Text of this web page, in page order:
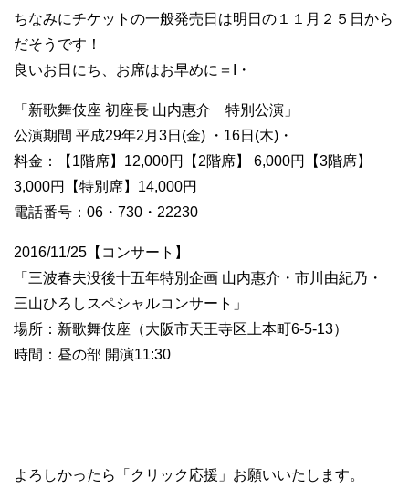
ちなみにチケットの一般発売日は明日の１１月２５日から
だそうです！
良いお日にち、お席はお早めに＝I・
「新歌舞伎座 初座長 山内惠介 特別公演」
公演期間 平成29年2月3日(金) ・16日(木)・
料金：【1階席】12,000円【2階席】 6,000円【3階席】
3,000円【特別席】14,000円
電話番号：06・730・22230
2016/11/25【コンサート】
「三波春夫没後十五年特別企画 山内惠介・市川由紀乃・
三山ひろしスペシャルコンサート」
場所：新歌舞伎座（大阪市天王寺区上本町6-5-13）
時間：昼の部 開演11:30
よろしかったら「クリック応援」お願いいたします。